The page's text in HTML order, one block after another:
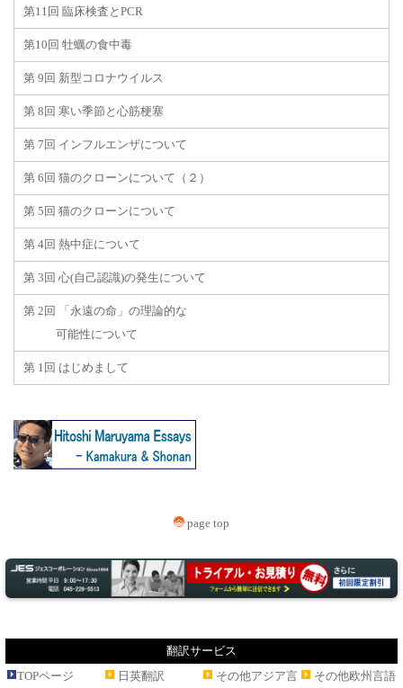
第11回 臨床検査とPCR
第10回 牡蠣の食中毒
第 9回 新型コロナウイルス
第 8回 寒い季節と心筋梗塞
第 7回 インフルエンザについて
第 6回 猫のクローンについて（２）
第 5回 猫のクローンについて
第 4回 熱中症について
第 3回 心(自己認識)の発生について
第 2回 「永遠の命」の理論的な
可能性について
第 1回 はじめまして
page top
翻訳サービス
TOPページ
日英翻訳
その他アジア言
その他欧州言語